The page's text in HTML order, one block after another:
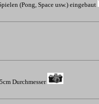
(Pong, Space usw.) eingebaut
Durchmesser